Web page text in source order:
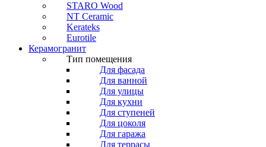
STARO Wood
NT Ceramic
Kerateks
Eurotile
Керамогранит
Тип помещения
Для фасада
Для ванной
Для улицы
Для кухни
Для ступеней
Для цоколя
Для гаража
Для террасы